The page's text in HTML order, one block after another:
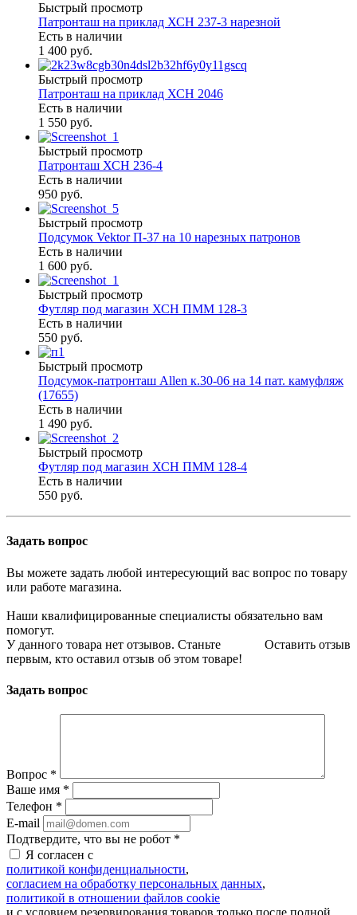
Быстрый просмотр
Патронташ на приклад ХСН 237-3 нарезной
Есть в наличии
1 400 руб.
Быстрый просмотр
Патронташ на приклад ХСН 2046
Есть в наличии
1 550 руб.
Быстрый просмотр
Патронташ ХСН 236-4
Есть в наличии
950 руб.
Быстрый просмотр
Подсумок Vektor П-37 на 10 нарезных патронов
Есть в наличии
1 600 руб.
Быстрый просмотр
Футляр под магазин ХСН ПММ 128-3
Есть в наличии
550 руб.
Быстрый просмотр
Подсумок-патронташ Allen к.30-06 на 14 пат. камуфляж
(17655)
Есть в наличии
1 490 руб.
Быстрый просмотр
Футляр под магазин ХСН ПММ 128-4
Есть в наличии
550 руб.
Задать вопрос
Вы можете задать любой интересующий вас вопрос по товару
или работе магазина.
Наши квалифицированные специалисты обязательно вам
помогут.
Оставить отзыв
У данного товара нет отзывов. Станьте
первым, кто оставил отзыв об этом товаре!
Задать вопрос
Вопрос *
Ваше имя *
Телефон *
E-mail
Подтвердите, что вы не робот *
Я согласен с
политикой конфиденциальности,
согласием на обработку персональных данных,
политикой в отношении файлов cookie